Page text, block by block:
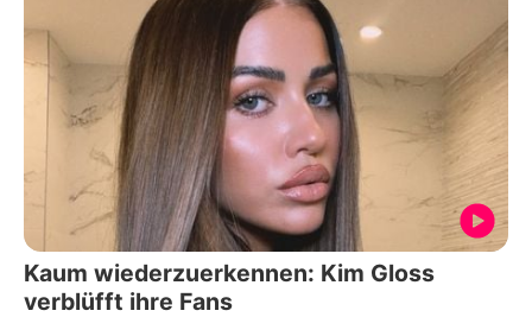
Kaum wiederzuerkennen: Kim Gloss
verblüfft ihre Fans